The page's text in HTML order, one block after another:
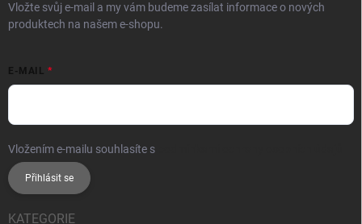
Vložte svůj e-mail a my vám budeme zasílat informace o nových
produktech na našem e-shopu.
E-MAIL
Vložením e-mailu souhlasíte s
Přihlásit se
KATEGORIE